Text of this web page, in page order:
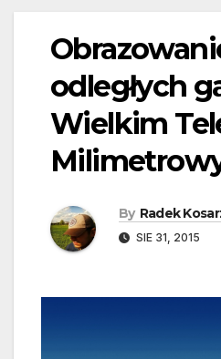
odległych
Wielkim
By Radek
SIE 31, 2015